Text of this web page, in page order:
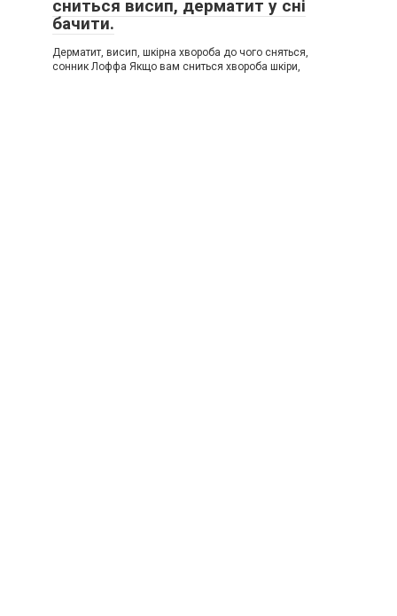
сниться висип, дерматит у сні
бачити.
Дерматит, висип, шкірна хвороба до чого сняться,
сонник Лоффа Якщо вам сниться хвороба шкіри,